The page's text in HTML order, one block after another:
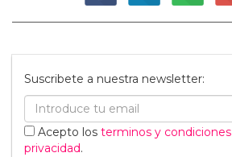
Suscribete a nuestra newsletter:
Acepto los terminos y condiciones
privacidad.